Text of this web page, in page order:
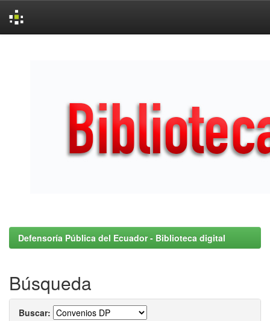
Defensoría Pública del Ecuador - Biblioteca digital
Búsqueda
Buscar: